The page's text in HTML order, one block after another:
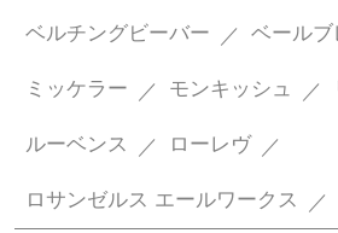
ベルチングビーバー ベールブ
ミッケラー モンキッシュ
ルーベンス ローレヴ
ロサンゼルス エールワークス